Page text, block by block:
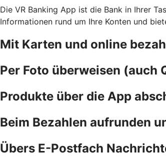
Die VR Banking App ist die Bank in Ihrer
Informationen rund um Ihre Konten und
Mit Karten und online
Per Foto überweisen (auch
Produkte über die App
Beim Bezahlen aufrunden
Übers E-Postfach